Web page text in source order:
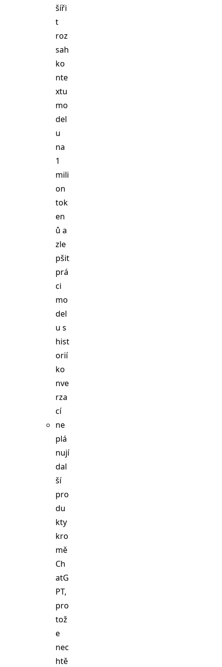
šíři
t
roz
sah
ko
nte
xtu
mo
del
u
na
1
mili
on
tok
en
ů a
zle
pšit
prá
ci
mo
del
u s
hist
orií
ko
nve
rza
cí
ne
plá
nují
dal
ší
pro
du
kty
kro
mě
Ch
atG
PT,
pro
tož
e
nec
htě